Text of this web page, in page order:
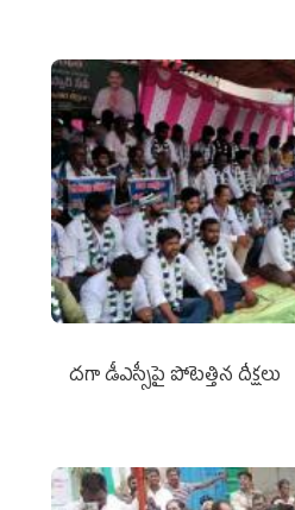
దగా డీఎస్సీపై పోటెత్తిన దీక్షలు